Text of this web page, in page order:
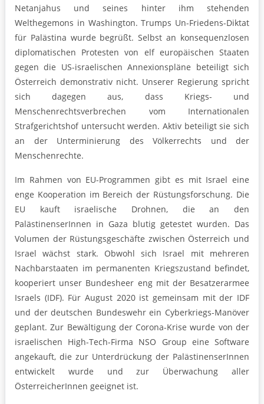
Netanjahus und seines hinter ihm stehenden
Welthegemons in Washington. Trumps Un-Friedens-Diktat
für Palästina wurde begrüßt. Selbst an konsequenzlosen
diplomatischen Protesten von elf europäischen Staaten
gegen die US-israelischen Annexionspläne beteiligt sich
Österreich demonstrativ nicht. Unserer Regierung spricht
sich dagegen aus, dass Kriegs- und
Menschenrechtsverbrechen vom Internationalen
Strafgerichtshof untersucht werden. Aktiv beteiligt sie sich
an der Unterminierung des Völkerrechts und der
Menschenrechte.
Im Rahmen von EU-Programmen gibt es mit Israel eine
enge Kooperation im Bereich der Rüstungsforschung. Die
EU kauft israelische Drohnen, die an den
PalästinenserInnen in Gaza blutig getestet wurden. Das
Volumen der Rüstungsgeschäfte zwischen Österreich und
Israel wächst stark. Obwohl sich Israel mit mehreren
Nachbarstaaten im permanenten Kriegszustand befindet,
kooperiert unser Bundesheer eng mit der Besatzerarmee
Israels (IDF). Für August 2020 ist gemeinsam mit der IDF
und der deutschen Bundeswehr ein Cyberkriegs-Manöver
geplant. Zur Bewältigung der Corona-Krise wurde von der
israelischen High-Tech-Firma NSO Group eine Software
angekauft, die zur Unterdrückung der PalästinenserInnen
entwickelt wurde und zur Überwachung aller
ÖsterreicherInnen geeignet ist.